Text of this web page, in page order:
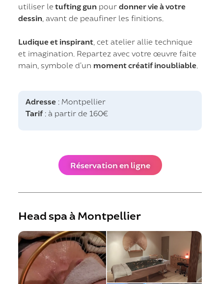
utiliser le tufting gun pourdonner vie à votre
dessin , avant de peaufiner les finitions.
Ludique et inspirant , cet atelier allie technique
et imagination. Repartez avec votre œuvre faite
main, symbole d’un moment créatif inoubliable
Adresse : Montpellier
Tarif: à partir de 160€
Réservation en ligne
Head spa à Montpellier